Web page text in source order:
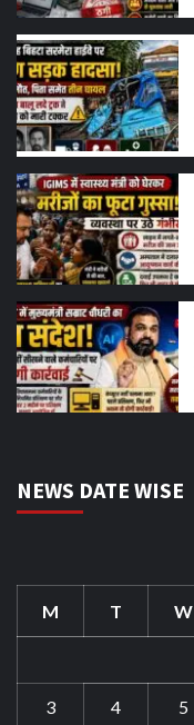
NEWS DATE WISE
M T W
3 4 5